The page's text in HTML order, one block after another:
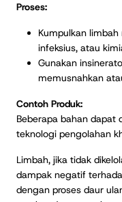
Proses:
Kumpulkan
infeksius, atau
Gunakan
memusnahkan
Contoh Produk:
Beberapa bahan dapat
teknologi pengolahan
Limbah, jika tidak
dampak negatif
dengan proses daur